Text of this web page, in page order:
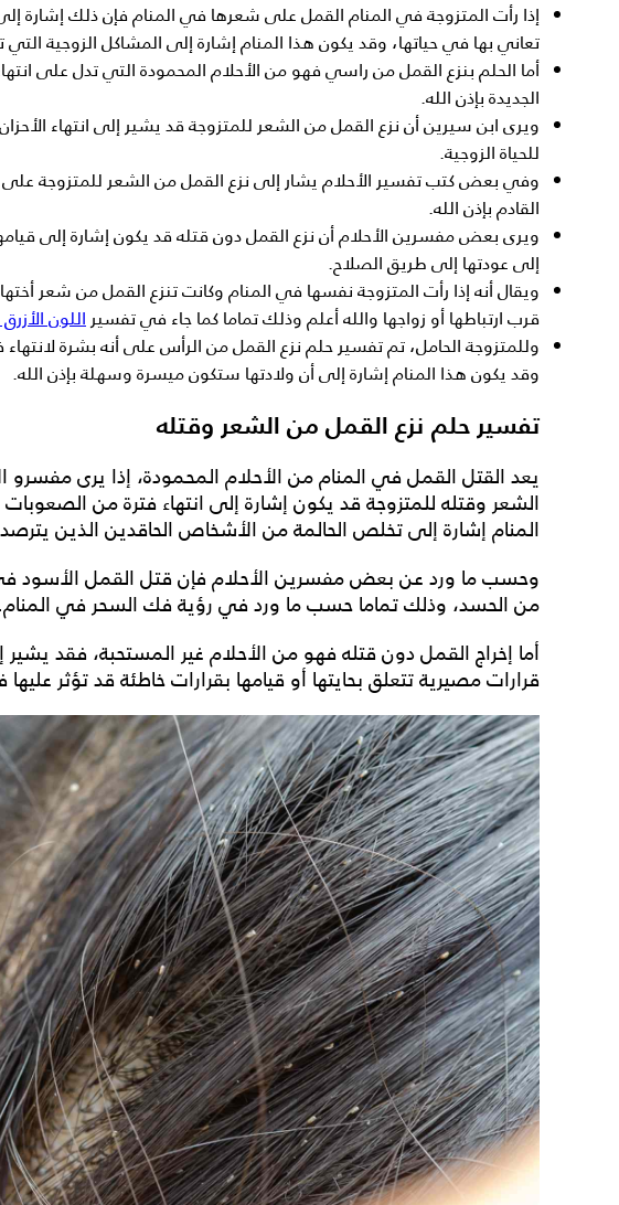
إذا رأت المتزوجة في المنام القمل على شعرها في المنام فإن ذلك إشارة
تعاني بها في حياتها، وقد يكون هذا المنام إشارة إلى المشاكل الزوجية التي
أما الحلم بنزع القمل من راسيفهو من الأحلام المحمودة التي تدل على
الجديدة بإذن الله.
ويرى ابن سيرين أن نزع القمل من الشعر للمتزوجة قد يشير إلى انتهاء
للحياة الزوجية.
وفي بعض كتب تفسير الأحلام يشار إلى نزع القمل من الشعر للمتزوجة على
القادم بإذن الله.
ويرى بعض مفسرين الأحلام أن نزع القمل دون قتله قد يكون إشارة إلى
إلى عودتها إلى طريق الصلاح.
ويقال أنه إذا رأت المتزوجة نفسها في المنام وكانت تنزع القمل من شعر
قرب ارتباطها أو زواجها والله أعلم وذلك تماما كما جاء في تفسيراللون
وللمتزوجة الحامل، تم تفسير حلم نزع القمل من الرأس على أنه بشرة
وقد يكون هذا المنام إشارة إلى أن ولادتها ستكون ميسرة وسهلة بإذن الله.
تفسير حلم نزع القمل من الشعر وقتله
يعد القتل القمل في المناممن الأحلام المحمودة، إذا يرى مفسرو
الشعر وقتله للمتزوجةقد يكون إشارة إلى انتهاء فترة من
المنام إشارة إلى تخلص الحالمة من الأشخاص الحاقدين الذين
وحسب ما ورد عن بعض مفسرين الأحلام فإن قتل القمل الأسود
من الحسد، وذلك تماما حسب ما ورد في رؤية فك السحر في المنام.
أما إخراج القمل دون قتله فهو من الأحلام غير المستحبة، فقد يشير
قرارات مصيرية تتعلق بحايتها أو قيامها بقرارات خاطئة قد تؤثر عليها